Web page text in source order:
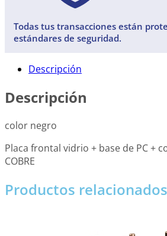
Todas tus transacciones están
estándares de seguridad.
Descripción
Descripción
color negro
Placa frontal vidrio + base de PC +
COBRE
Productos relacionados